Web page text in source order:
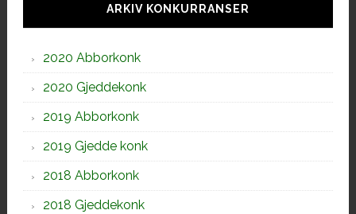
ARKIV KONKURRANSER
2020 Abborkonk
2020 Gjeddekonk
2019 Abborkonk
2019 Gjedde konk
2018 Abborkonk
2018 Gjeddekonk